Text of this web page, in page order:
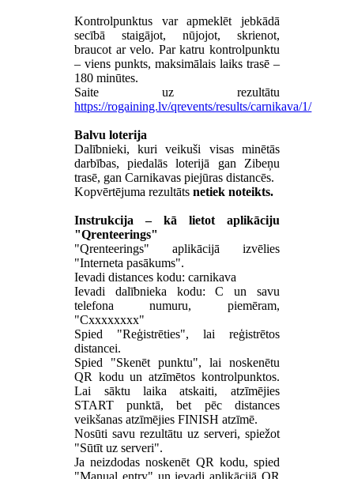
Kontrolpunktus var apmeklēt jebkādā
secībā staigājot, nūjojot, skrienot,
braucot ar velo. Par katru kontrolpunktu
– viens punkts, maksimālais laiks trasē –
180 minūtes.
Saite uz rezultātu
https://rogaining.lv/qrevents/results/carnikava/1/
Balvu loterija
Dalībnieki, kuri veikuši visas minētās
darbības, piedalās loterijā gan Zibeņu
trasē, gan Carnikavas piejūras distancēs.
Kopvērtējuma rezultātsnetiek noteikts.
Instrukcija – kā lietot aplikāciju
"Qrenteerings"
"Qrenteerings" aplikācijā izvēlies
"Interneta pasākums".
Ievadi distances kodu: carnikava
Ievadi dalībnieka kodu: C un savu
telefona numuru, piemēram,
"Cxxxxxxxx"
Spied "Reģistrēties", lai reģistrētos
distancei.
Spied "Skenēt punktu", lai noskenētu
QR kodu un atzīmētos kontrolpunktos.
Lai sāktu laika atskaiti, atzīmējies
START punktā, bet pēc distances
veikšanas atzīmējies FINISH atzīmē.
Nosūti savu rezultātu uz serveri, spiežot
"Sūtīt uz serveri".
Ja neizdodas noskenēt QR kodu, spied
"Manual entry" un ievadi aplikācijā QR